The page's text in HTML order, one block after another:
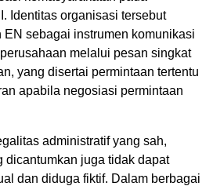
Identitas organisasi tersebut
sebagai instrumen komunikasi
melalui pesan singkat
yang disertai permintaan tertentu
apabila negosiasi permintaan
administratif yang sah,
dicantumkan juga tidak dapat
dan diduga fiktif. Dalam berbagai